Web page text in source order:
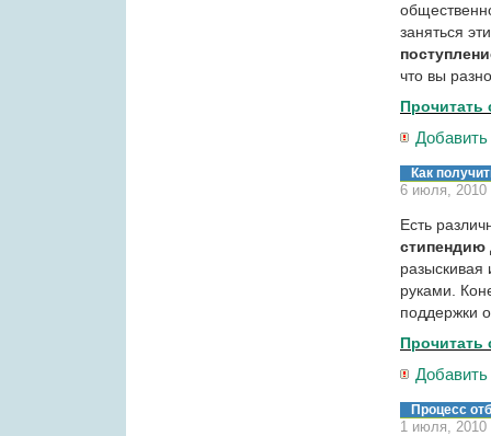
заняться
что вы
Прочитать
Как
6 июля,
Есть
стипендию
разыскивая
руками.
поддержки
Прочитать
Процесс
1 июля,